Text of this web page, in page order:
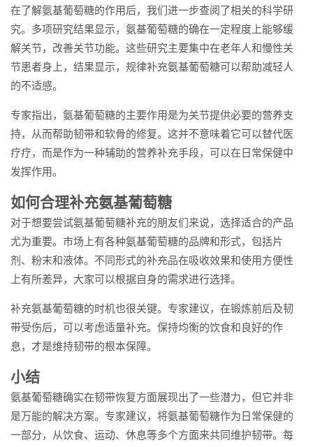
在了解氨基葡萄糖的作用后，我们进一步查阅了相关的科学研
究。多项研究结果显示，氨基葡萄糖的确在一定程度上能够缓
解关节，改善关节功能。这些研究主要集中在老年人和慢性关
节患者身上，结果显示，规律补充氨基葡萄糖可以帮助减轻人
的不适感。
专家指出，氨基葡萄糖的主要作用是为关节提供必要的营养支
持，从而帮助韧带和软骨的修复。这并不意味着它可以替代医
疗疗，而是作为一种辅助的营养补充手段，可以在日常保健中
发挥作用。
如何合理补充氨基葡萄糖
对于想要尝试氨基葡萄糖补充的朋友们来说，选择适合的产品
尤为重要。市场上有各种氨基葡萄糖的品牌和形式，包括片
剂、粉末和液体。不同形式的补充品在吸收效果和使用方便性
上有所差异，大家可以根据自身的需求进行选择。
补充氨基葡萄糖的时机也很关键。专家建议，在锻炼前后及韧
带受伤后，可以考虑适量补充。保持均衡的饮食和良好的作
息，才是维持韧带的根本保障。
小结
氨基葡萄糖确实在韧带恢复方面展现出了一些潜力，但它并非
是万能的解决方案。专家建议，将氨基葡萄糖作为日常保健的
一部分，从饮食、运动、休息等多个方面来共同维护韧带。每